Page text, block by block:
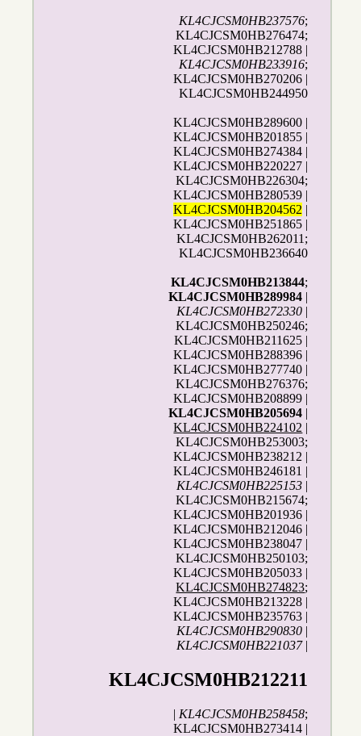
KL4CJCSM0HB237576;
KL4CJCSM0HB276474;
KL4CJCSM0HB212788 |
KL4CJCSM0HB233916;
KL4CJCSM0HB270206 |
KL4CJCSM0HB244950
KL4CJCSM0HB289600 |
KL4CJCSM0HB201855 |
KL4CJCSM0HB274384 |
KL4CJCSM0HB220227 |
KL4CJCSM0HB226304;
KL4CJCSM0HB280539 |
KL4CJCSM0HB204562 |
KL4CJCSM0HB251865 |
KL4CJCSM0HB262011;
KL4CJCSM0HB236640
KL4CJCSM0HB213844;
KL4CJCSM0HB289984 |
KL4CJCSM0HB272330 |
KL4CJCSM0HB250246;
KL4CJCSM0HB211625 |
KL4CJCSM0HB288396 |
KL4CJCSM0HB277740 |
KL4CJCSM0HB276376;
KL4CJCSM0HB208899 |
KL4CJCSM0HB205694 |
KL4CJCSM0HB224102 |
KL4CJCSM0HB253003;
KL4CJCSM0HB238212 |
KL4CJCSM0HB246181 |
KL4CJCSM0HB225153 |
KL4CJCSM0HB215674;
KL4CJCSM0HB201936 |
KL4CJCSM0HB212046 |
KL4CJCSM0HB238047 |
KL4CJCSM0HB250103;
KL4CJCSM0HB205033 |
KL4CJCSM0HB274823;
KL4CJCSM0HB213228 |
KL4CJCSM0HB235763 |
KL4CJCSM0HB290830 |
KL4CJCSM0HB221037|
KL4CJCSM0HB212211
| KL4CJCSM0HB258458;
KL4CJCSM0HB273414 |